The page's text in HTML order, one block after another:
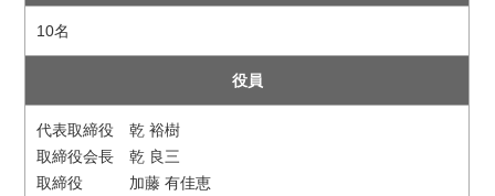
10名
役員
代表取締役 乾 裕樹
取締役会長 乾 良三
取締役 加藤 有佳恵